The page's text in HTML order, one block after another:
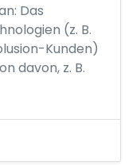
Das
(z. B.
Kunden)
davon, z. B.